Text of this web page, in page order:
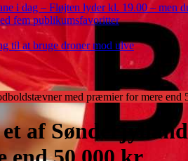
i dag – Fløjten lyder kl. 19.00 – men
fem publikumsfavoritter
til at bruge droner mod ulve
med præmier for mere end
af